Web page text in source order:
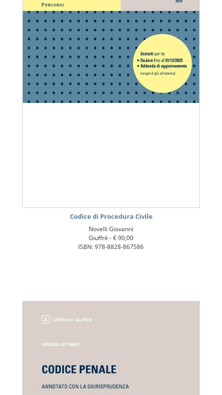
Codice di Procedura Civile
Novelli Giovanni
Giuffrè -€ 90,00
ISBN: 978-8828-867586